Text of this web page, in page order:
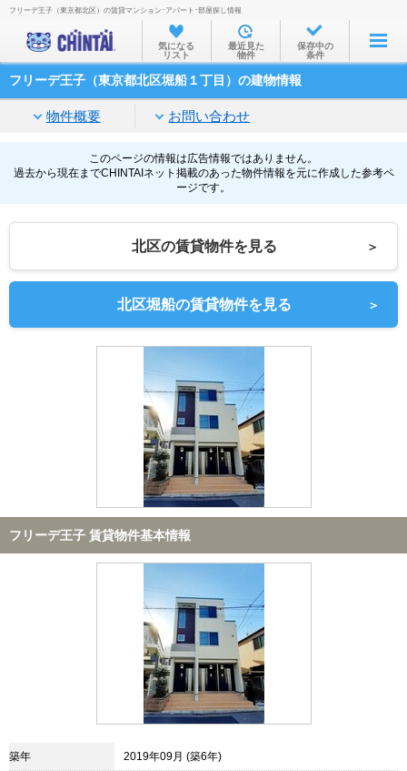
お部屋を探す
沿線・駅から
住所から
家賃相場から
通勤通学時間から
物件特集から
不動産会社から
TOP
フリーデ王子（東京都北区）の賃貸マンション･アパート･部屋探し情報
気になる
リスト
最近見た
物件
保存中の
条件
フリーデ王子（東京都北区堀船１丁目）の建物情報
物件概要 お問い合わせ
このページの情報は広告情報ではありません。
過去から現在までCHINTAIネット掲載のあった物件情報を元に作成した参考ペ
ージです。
北区の賃貸物件を見る ＞
北区堀船の賃貸物件を見る ＞
フリーデ王子 賃貸物件基本情報
築年 2019年09月 (築6年)